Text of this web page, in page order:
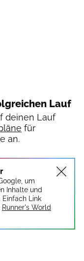
Lauf
deinen Lauf
für
an.
um
Inhalte und
Einfach Link
Runner's World